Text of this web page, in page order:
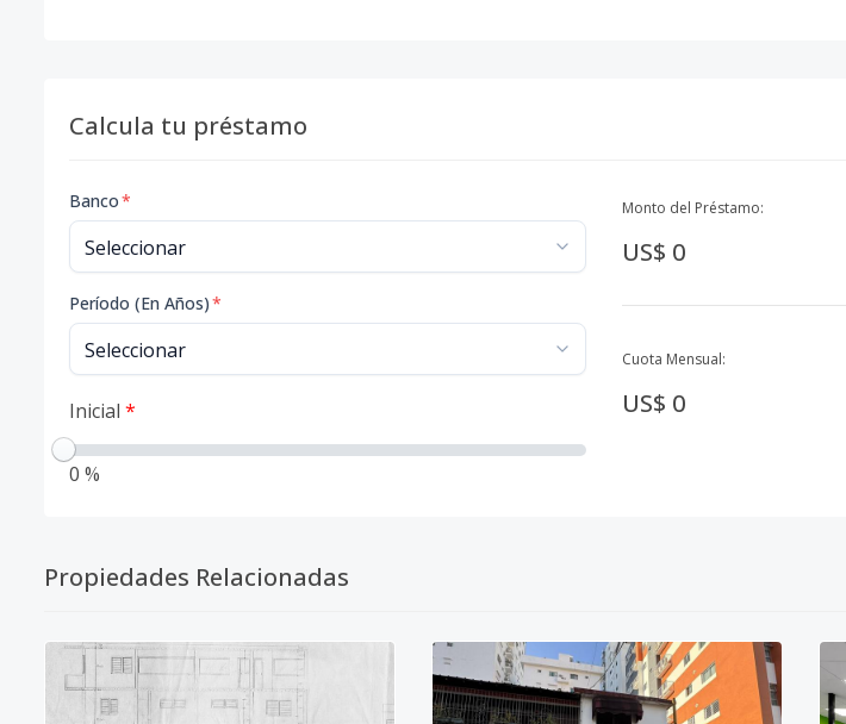
Calcula tu préstamo
Banco*
Período (En Años)*
Inicial *
0 %
Monto del Préstamo:
US$ 0
Cuota Mensual:
US$ 0
Propiedades Relacionadas